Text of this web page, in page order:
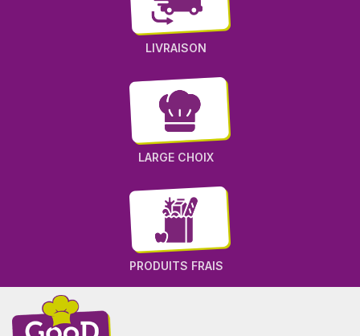
LIVRAISON
LARGE CHOIX
PRODUITS FRAIS